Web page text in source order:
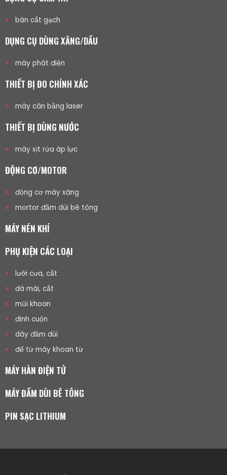
bàn cắt gạch
DỤNG CỤ DÙNG XĂNG/DẦU
máy phát điện
THIẾT BỊ ĐO CHÍNH XÁC
máy cân bằng laser
THIẾT BỊ DÙNG NƯỚC
máy xịt rửa áp lực
ĐỘNG CƠ/MOTOR
động cơ máy xăng
mortor đầm dùi bê tông
MÁY NÉN KHÍ
PHỤ KIỆN CÁC LOẠI
lưỡi cưa, cắt
đá mài, cắt
mũi khoan
đinh cuộn
dây đầm dùi
đế từ máy khoan từ
MÁY HÀN ĐIỆN TỬ
MÁY ĐẦM DÙI BÊ TÔNG
PIN SẠC LITHIUM